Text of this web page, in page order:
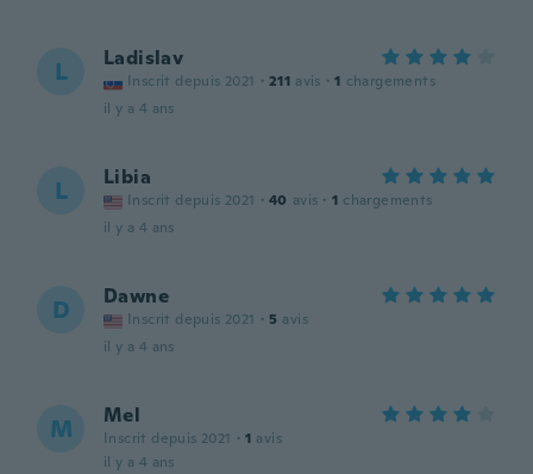
L Ladislav
Inscrit depuis 2021 · 211 avis · 1 chargements
il y a 4 ans
L Libia
Inscrit depuis 2021 · 40 avis · 1 chargements
il y a 4 ans
D Dawne
Inscrit depuis 2021 · 5 avis
il y a 4 ans
M Mel
Inscrit depuis 2021 · 1 avis
il y a 4 ans